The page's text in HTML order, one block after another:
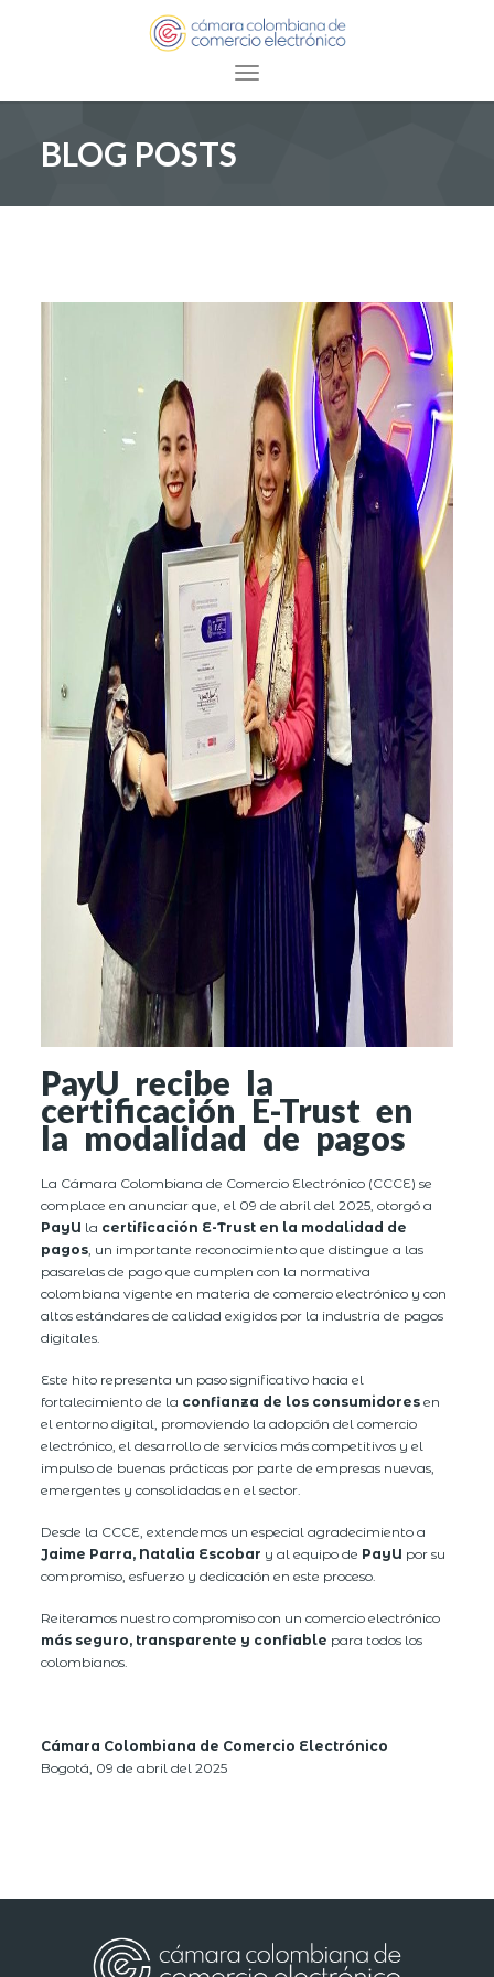
Toggle navigation
BLOG POSTS
PayU recibe la
certificación E-Trust en
la modalidad de pagos
La Cámara Colombiana de Comercio Electrónico (CCCE) se
complace en anunciar que, el 09 de abril del 2025, otorgó a
PayU la certificación E-Trust en la modalidad de
pagos , un importante reconocimiento que distingue a las
pasarelas de pago que cumplen con la normativa
colombiana vigente en materia de comercio electrónico y con
altos estándares de calidad exigidos por la industria de pagos
digitales.
Este hito representa un paso significativo hacia el
fortalecimiento de la confianza de los consumidores en
el entorno digital, promoviendo la adopción del comercio
electrónico, el desarrollo de servicios más competitivos y el
impulso de buenas prácticas por parte de empresas nuevas,
emergentes y consolidadas en el sector.
Desde la CCCE, extendemos un especial agradecimiento a
Jaime Parra, Natalia Escobar y al equipo de PayU por su
compromiso, esfuerzo y dedicación en este proceso.
Reiteramos nuestro compromiso con un comercio electrónico
más seguro, transparente y confiable para todos los
colombianos.
Cámara Colombiana de Comercio Electrónico
Bogotá, 09 de abril del 2025